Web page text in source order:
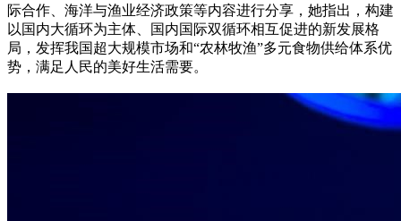
际合作、海洋与渔业经济政策等内容进行分享，她指出，构建
以国内大循环为主体、国内国际双循环相互促进的新发展格
局，发挥我国超大规模市场和“农林牧渔”多元食物供给体系优
势，满足人民的美好生活需要。